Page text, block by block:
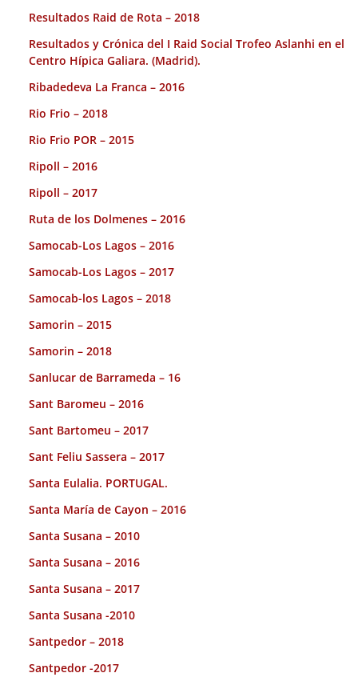
Resultados Raid de Rota – 2018
Resultados y Crónica del I Raid Social Trofeo Aslanhi en el
Centro Hípica Galiara. (Madrid).
Ribadedeva La Franca – 2016
Rio Frio – 2018
Rio Frio POR – 2015
Ripoll – 2016
Ripoll – 2017
Ruta de los Dolmenes – 2016
Samocab-Los Lagos – 2016
Samocab-Los Lagos – 2017
Samocab-los Lagos – 2018
Samorin – 2015
Samorin – 2018
Sanlucar de Barrameda – 16
Sant Baromeu – 2016
Sant Bartomeu – 2017
Sant Feliu Sassera – 2017
Santa Eulalia. PORTUGAL.
Santa María de Cayon – 2016
Santa Susana – 2010
Santa Susana – 2016
Santa Susana – 2017
Santa Susana -2010
Santpedor – 2018
Santpedor -2017